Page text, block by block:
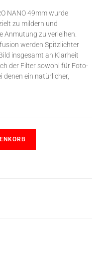
NANO 49mm wurde
zu mildern und
Anmutung zu verleihen.
werden Spitzlichter
insgesamt an Klarheit
der Filter sowohl für Foto-
denen ein natürlicher,